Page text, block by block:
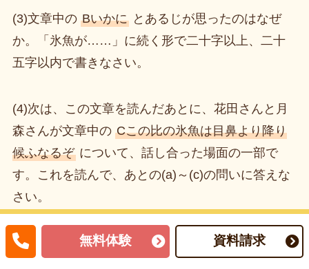
(3)文章中の Bいかにとあるじが思ったのはなぜ
か。「氷魚が……」に続く形で二十字以上、二十
五字以内で書きなさい。
(4)次は、この文章を読んだあとに、花田さんと月
森さんが文章中の Cこの比の氷魚は目鼻より降り
候ふなるぞについて、話し合った場面の一部で
す。これを読んで、あとの(a)～(c)の問いに答えな
さい。
無料体験 資料請求